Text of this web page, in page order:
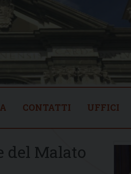
CONTATTI UFFICI
del Malato